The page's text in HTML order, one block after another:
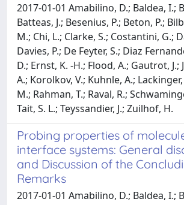
2017-01-01 Amabilino, D.; Baldea, I.;
Batteas, J.; Besenius, P.; Beton, P.;
M.; Chi, L.; Clarke, S.; Costantini, G.;
Davies, P.; De Feyter, S.; Diaz
D.; Ernst, K. -H.; Flood, A.; Gautrot, J.;
A.; Korolkov, V.; Kuhnle, A.;
M.; Rahman, T.; Raval, R.;
Tait, S. L.; Teyssandier, J.; Zuilhof, H.
Probing properties of
interface systems: General
and Discussion of the
Remarks
2017-01-01 Amabilino, D.; Baldea, I.;